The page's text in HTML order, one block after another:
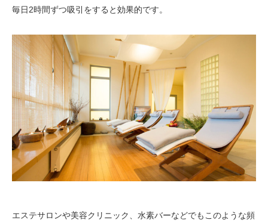
毎日2時間ずつ吸引をすると効果的です。
エステサロンや美容クリニック、水素バーなどでもこのような頻